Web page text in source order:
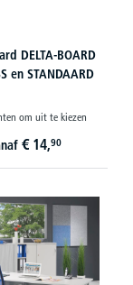
DELTA-BOARD
en STANDAARD
om uit te kiezen
€ 14,90